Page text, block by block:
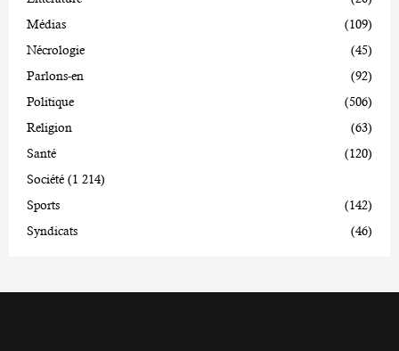
Médias
(109)
Nécrologie
(45)
Parlons-en
(92)
Politique
(506)
Religion
(63)
Santé
(120)
Société (1 214)
Sports
(142)
Syndicats
(46)